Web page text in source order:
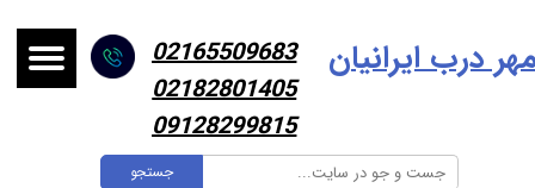
جستجو
درب ایرانیان
02165509683
02182801405
09128299815